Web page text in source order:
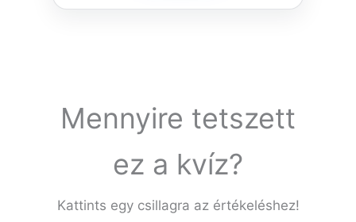
Mennyire tetszett
ez a kvíz?
Kattints egy csillagra az értékeléshez!